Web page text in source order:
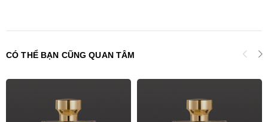
CÓ THỂ BẠN CŨNG QUAN TÂM